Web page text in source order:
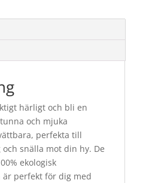
härligt och bli en
och mjuka
perfekta till
snälla mot din hy. De
ekologisk
perfekt för dig med